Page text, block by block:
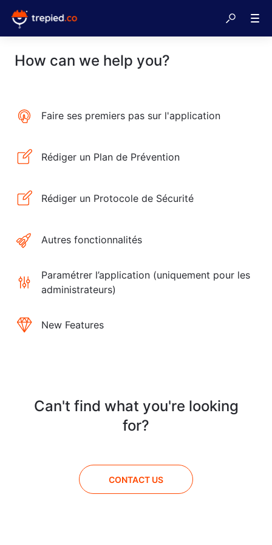
How can we help you?
Faire ses premiers pas sur l'application
Rédiger un Plan de Prévention
Rédiger un Protocole de Sécurité
Autres fonctionnalités
Paramétrer l’application (uniquement pour les
administrateurs)
New Features
Can't find what you're looking
for?
CONTACT US